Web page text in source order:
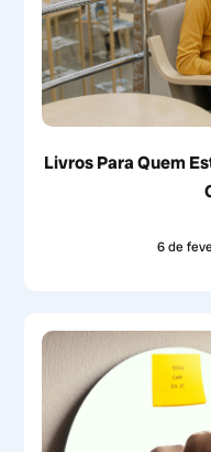
Livros Para Quem
6 de